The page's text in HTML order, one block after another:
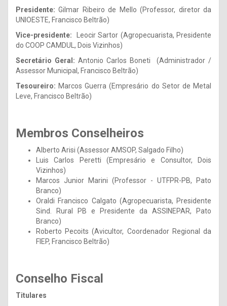
Presidente: Gilmar Ribeiro de Mello (Professor, diretor da
UNIOESTE, Francisco Beltrão)
Vice-presidente: Leocir Sartor (Agropecuarista, Presidente
do COOP CAMDUL, Dois Vizinhos)
Secretário Geral: Antonio Carlos Boneti (Administrador /
Assessor Municipal, Francisco Beltrão)
Tesoureiro: Marcos Guerra (Empresário do Setor de Metal
Leve, Francisco Beltrão)
Membros Conselheiros
Alberto Arisi (Assessor AMSOP, Salgado Filho)
Luis Carlos Peretti (Empresário e Consultor, Dois
Vizinhos)
Marcos Junior Marini (Professor - UTFPR-PB, Pato
Branco)
Oraldi Francisco Calgato (Agropecuarista, Presidente
Sind. Rural PB e Presidente da ASSINEPAR, Pato
Branco)
Roberto Pecoits (Avicultor, Coordenador Regional da
FIEP, Francisco Beltrão)
Conselho Fiscal
Titulares